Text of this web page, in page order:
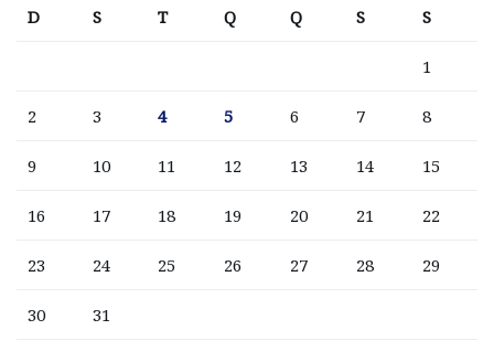
D
S T Q Q S S
1
2 3 4 5 6 7 8
9 10 11 12 13 14 15
16 17 18 19 20 21 22
23 24 25 26 27 28 29
30 31